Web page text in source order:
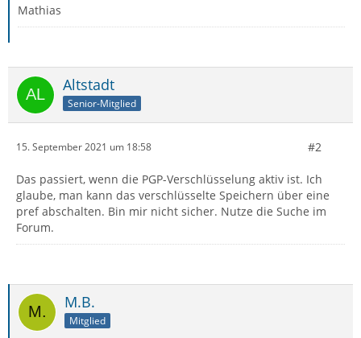
Mathias
Altstadt
Senior-Mitglied
15. September 2021 um 18:58 #2
Das passiert, wenn die PGP-Verschlüsselung aktiv ist. Ich
glaube, man kann das verschlüsselte Speichern über eine
pref abschalten. Bin mir nicht sicher. Nutze die Suche im
Forum.
M.B.
Mitglied